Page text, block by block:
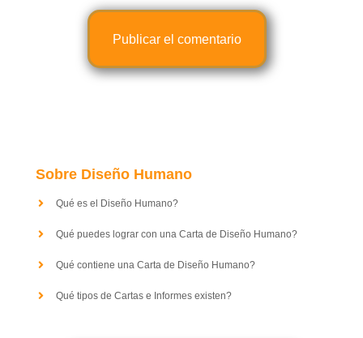
Sobre Diseño Humano
Qué es el Diseño Humano?
Qué puedes lograr con una Carta de Diseño Humano?
Qué contiene una Carta de Diseño Humano?
Qué tipos de Cartas e Informes existen?